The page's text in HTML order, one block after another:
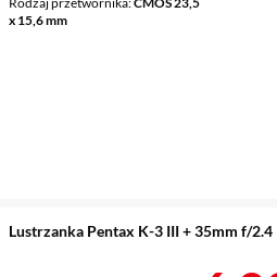
x 15,6 mm
Lustrzanka Pentax K-3 III + 35mm f/2.4